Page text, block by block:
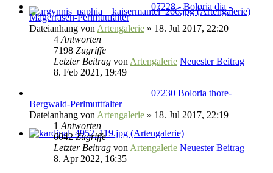
07228 - Boloria dia -
Magerrasen-Perlmuttfalter
Dateianhang von Artengalerie » 18. Jul 2017, 22:20
4 Antworten
7198 Zugriffe
Letzter Beitrag von Artengalerie Neuester Beitrag
8. Feb 2021, 19:49
07230 Boloria thore-
Bergwald-Perlmuttfalter
Dateianhang von Artengalerie » 18. Jul 2017, 22:19
1 Antworten
6042Zugriffe
Letzter Beitrag von Artengalerie Neuester Beitrag
8. Apr 2022, 16:35